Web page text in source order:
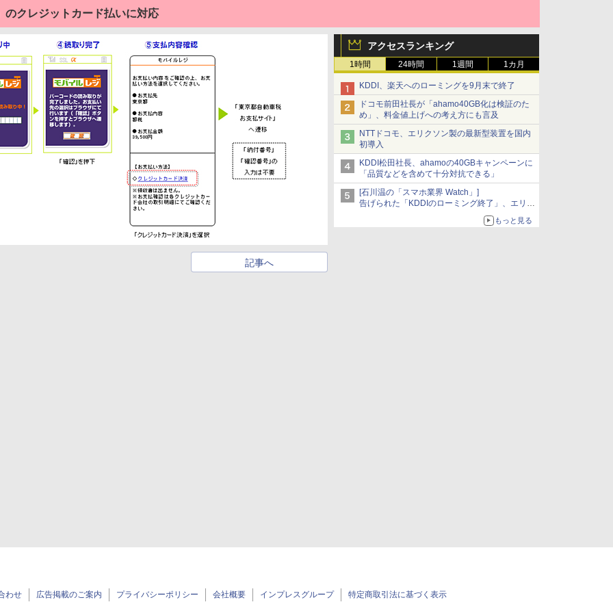
のクレジットカード払いに対応
アクセスランキング
1時間 24時間 1週間 1カ月
KDDI、楽天へのローミングを9月末で終了
ドコモ前田社長が「ahamo40GB化は検証のた
め」、料金値上げへの考え方にも言及
NTTドコモ、エリクソン製の最新型装置を国内
初導入
KDDI松田社長、ahamoの40GBキャンペーンに
「品質などを含めて十分対抗できる」
[石川温の「スマホ業界 Watch」]
告げられた「KDDIのローミング終了」、エリア
マップの落とし穴と楽天モバイルの課題
もっと見る
記事へ
わせ 広告掲載のご案内 プライバシーポリシー 会社概要 インプレスグループ 特定商取引法に基づく表示